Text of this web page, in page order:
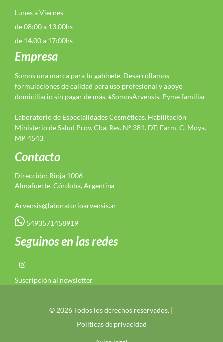
Lunes a Viernes
de 08:00 a 13.00hs
de 14.00 a 17:00hs
Empresa
Somos una marca para tu gabinete. Desarrollamos
formulaciones de calidad para uso profesional y apoyo
domiciliario sin pagar de más. #SomosArvensis. Pyme familiar
Laboratorio de Especialidades Cosméticas. Habilitación
Ministerio de Salud Prov. Cba. Res. N° 381. DT: Farm. C. Moya.
MP 4543.
Contacto
Dirección: Rioja 1006
Almafuerte, Córdoba, Argentina
Arvensis@laboratorioarvensis.ar
5493571458919
Seguinos en las redes
Suscripción al newsletter
© 2026 Todos los derechos reservados. |
Politicas de privacidad